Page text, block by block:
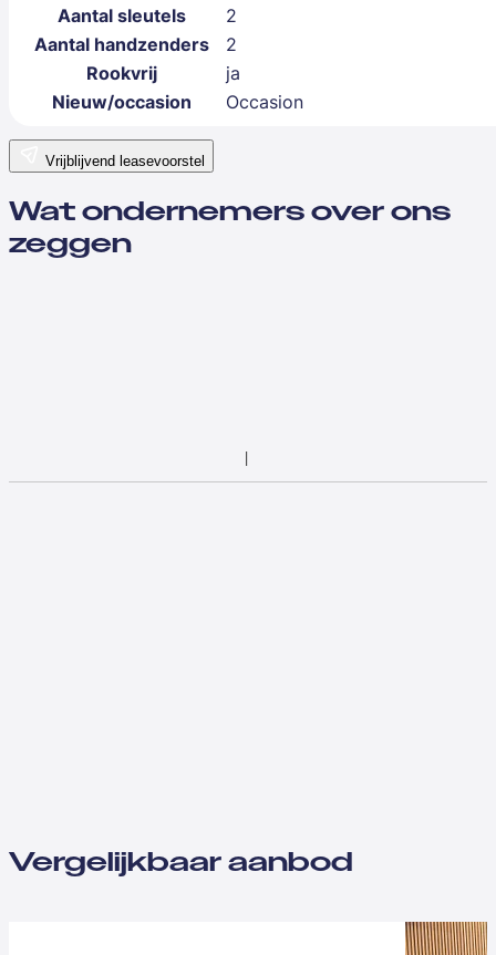
Aantal sleutels
2
Aantal handzenders
2
Rookvrij
ja
Nieuw/occasion
Occasion
Vrijblijvend leasevoorstel
Wat ondernemers over ons
zeggen
Vergelijkbaar aanbod